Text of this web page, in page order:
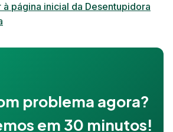
à página inicial da Desentupidora
problema agora?
em 30 minutos!